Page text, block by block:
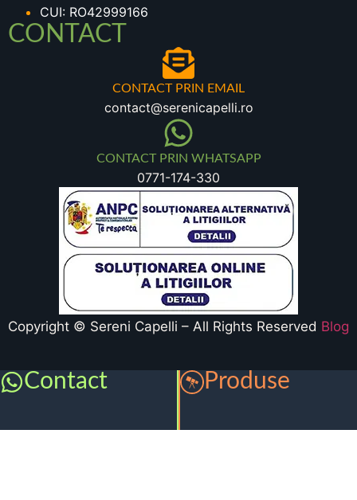
CUI: RO42999166
CONTACT
CONTACT PRIN EMAIL
contact@serenicapelli.ro
CONTACT PRIN WHATSAPP
0771-174-330
Copyright © Sereni Capelli – All Rights Reserved Blog
Contact Produse